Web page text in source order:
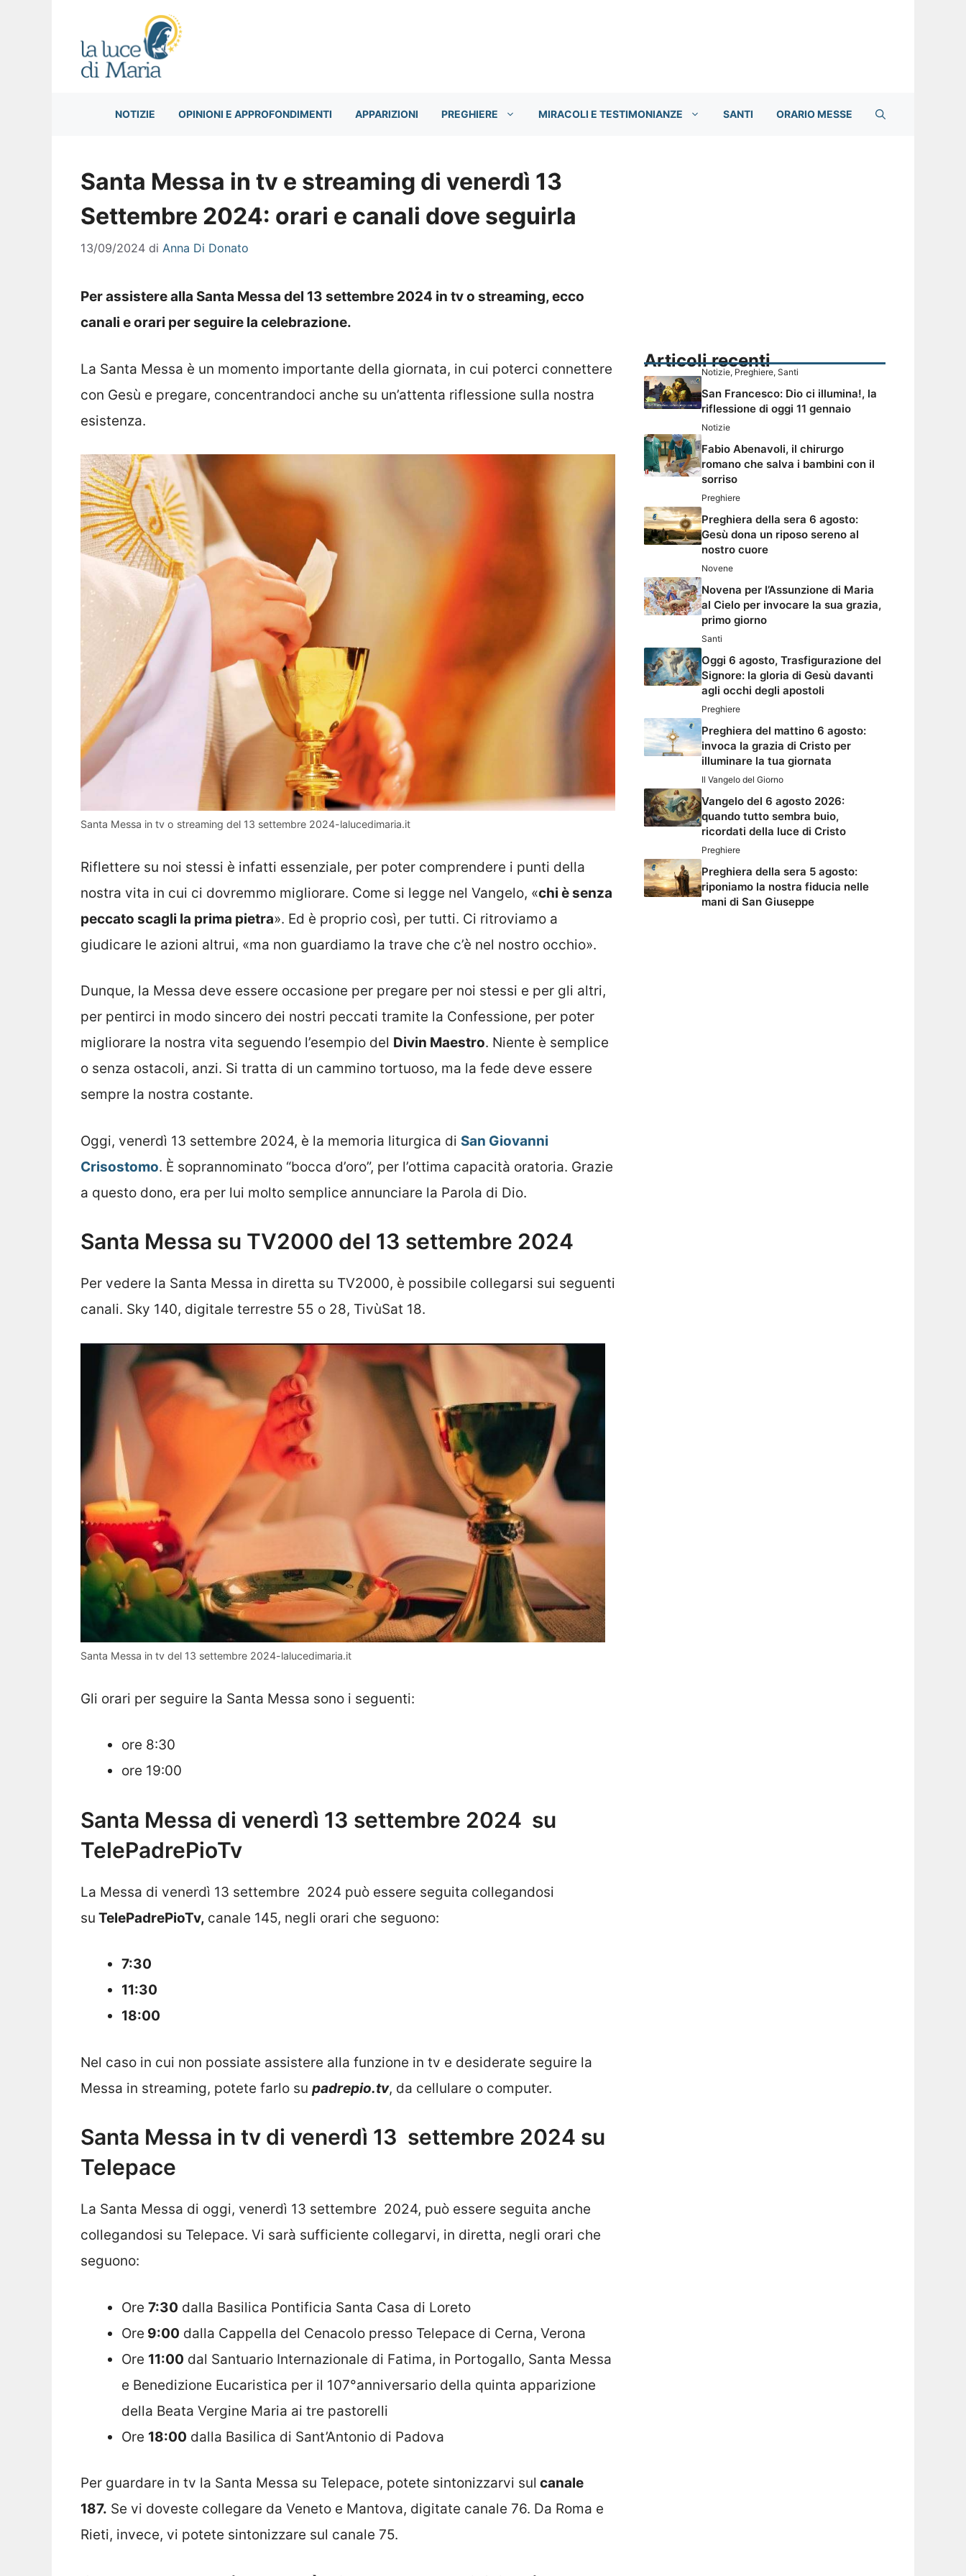
NOTIZIE OPINIONI E APPROFONDIMENTI APPARIZIONI PREGHIERE MIRACOLI E TESTIMONIANZE SANTI ORARIO MESSE
Santa Messa in tv e streaming di venerdì 13
Settembre 2024: orari e canali dove seguirla
13/09/2024 di Anna Di Donato
Per assistere alla Santa Messa del 13 settembre 2024 in tv o streaming, ecco
canali e orari per seguire la celebrazione.
La Santa Messa è un momento importante della giornata, in cui poterci connettere
con Gesù e pregare, concentrandoci anche su un’attenta riflessione sulla nostra
esistenza.
Santa Messa in tv o streaming del 13 settembre 2024-lalucedimaria.it
Riflettere su noi stessi è infatti essenziale, per poter comprendere i punti della
nostra vita in cui ci dovremmo migliorare. Come si legge nel Vangelo, «chi è senza
peccato scagli la prima pietra». Ed è proprio così, per tutti. Ci ritroviamo a
giudicare le azioni altrui, «ma non guardiamo la trave che c’è nel nostro occhio».
Dunque, la Messa deve essere occasione per pregare per noi stessi e per gli altri,
per pentirci in modo sincero dei nostri peccati tramite la Confessione, per poter
migliorare la nostra vita seguendo l’esempio del Divin Maestro. Niente è semplice
o senza ostacoli, anzi. Si tratta di un cammino tortuoso, ma la fede deve essere
sempre la nostra costante.
Oggi, venerdì 13 settembre 2024, è la memoria liturgica di San Giovanni
Crisostomo. È soprannominato “bocca d’oro”, per l’ottima capacità oratoria. Grazie
a questo dono, era per lui molto semplice annunciare la Parola di Dio.
Santa Messa su TV2000 del 13 settembre 2024
Per vedere la Santa Messa in diretta su TV2000, è possibile collegarsi sui seguenti
canali. Sky 140, digitale terrestre 55 o 28, TivùSat 18.
Santa Messa in tv del 13 settembre 2024-lalucedimaria.it
Gli orari per seguire la Santa Messa sono i seguenti:
ore 8:30
ore 19:00
Santa Messa di venerdì 13 settembre 2024 su
TelePadrePioTv
La Messa di venerdì 13 settembre 2024 può essere seguita collegandosi
su TelePadrePioTv, canale 145, negli orari che seguono:
7:30
11:30
18:00
Nel caso in cui non possiate assistere alla funzione in tv e desiderate seguire la
Messa in streaming, potete farlo su padrepio.tv, da cellulare o computer.
Santa Messa in tv di venerdì 13 settembre 2024 su
Telepace
La Santa Messa di oggi, venerdì 13 settembre 2024, può essere seguita anche
collegandosi su Telepace. Vi sarà sufficiente collegarvi, in diretta, negli orari che
seguono:
Ore 7:30 dalla Basilica Pontificia Santa Casa di Loreto
Ore 9:00 dalla Cappella del Cenacolo presso Telepace di Cerna, Verona
Ore 11:00 dal Santuario Internazionale di Fatima, in Portogallo, Santa Messa
e Benedizione Eucaristica per il 107°anniversario della quinta apparizione
della Beata Vergine Maria ai tre pastorelli
Ore 18:00 dalla Basilica di Sant’Antonio di Padova
Per guardare in tv la Santa Messa su Telepace, potete sintonizzarvi sul canale
187. Se vi doveste collegare da Veneto e Mantova, digitate canale 76. Da Roma e
Rieti, invece, vi potete sintonizzare sul canale 75.
Articoli recenti
Notizie, Preghiere, Santi
San Francesco: Dio ci illumina!, la
riflessione di oggi 11 gennaio
Notizie
Fabio Abenavoli, il chirurgo
romano che salva i bambini con il
sorriso
Preghiere
Preghiera della sera 6 agosto:
Gesù dona un riposo sereno al
nostro cuore
Novene
Novena per l’Assunzione di Maria
al Cielo per invocare la sua grazia,
primo giorno
Santi
Oggi 6 agosto, Trasfigurazione del
Signore: la gloria di Gesù davanti
agli occhi degli apostoli
Preghiere
Preghiera del mattino 6 agosto:
invoca la grazia di Cristo per
illuminare la tua giornata
Il Vangelo del Giorno
Vangelo del 6 agosto 2026:
quando tutto sembra buio,
ricordati della luce di Cristo
Preghiere
Preghiera della sera 5 agosto:
riponiamo la nostra fiducia nelle
mani di San Giuseppe